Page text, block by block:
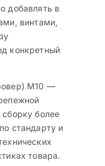
добавлять в
винтами,
конкретный
M10 —
более
стандарту и
товара.